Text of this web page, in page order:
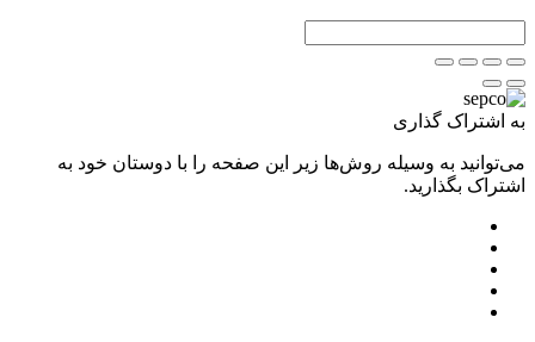
به اشتراک گذاری
می‌توانید به وسیله روش‌ها زیر این صفحه را با دوستان خود به
اشتراک بگذارید.